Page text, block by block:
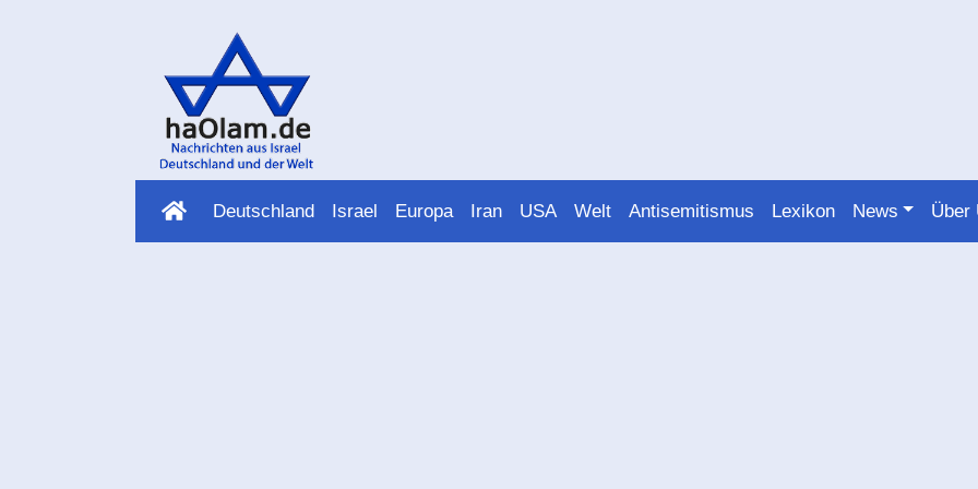
Deutschland Israel Europa Iran USA Welt Antisemitismus Lexikon News